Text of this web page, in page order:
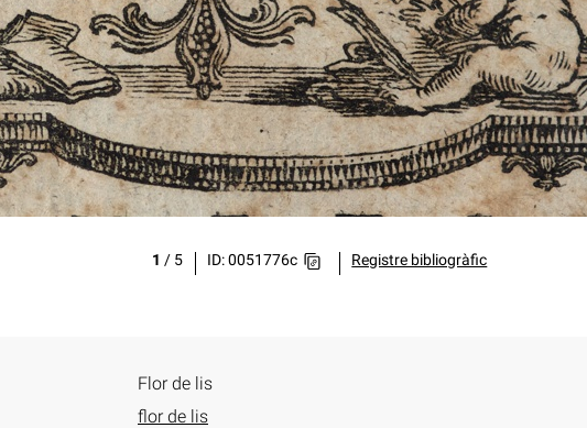
1 / 5 ID: 0051776c Registre bibliogràfic
Flor de lis
flor de lis